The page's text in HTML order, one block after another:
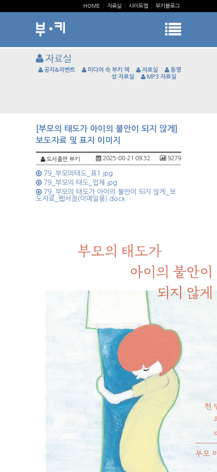
HOME 자료실 사이트맵 부키블로그
자료실
공지&이벤트 미디어 속 부키 책 자료실
동영
상 자료실
MP3 자료실
[부모의 태도가 아이의 불안이 되지 않게]
보도자료 및 표지 이미지
도서출판 부키 9279
2025-08-21 09:32
79_부모의태도_표1.jpg
79_부모의 태도_입체.jpg
79_부모의 태도가 아이의 불안이 되지 않게_보
도자료_웹서점(이메일용).docx